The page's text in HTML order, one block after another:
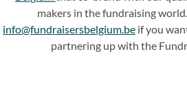
makers in the fundraising
info@fundraisersbelgium.be if you
partnering up with the